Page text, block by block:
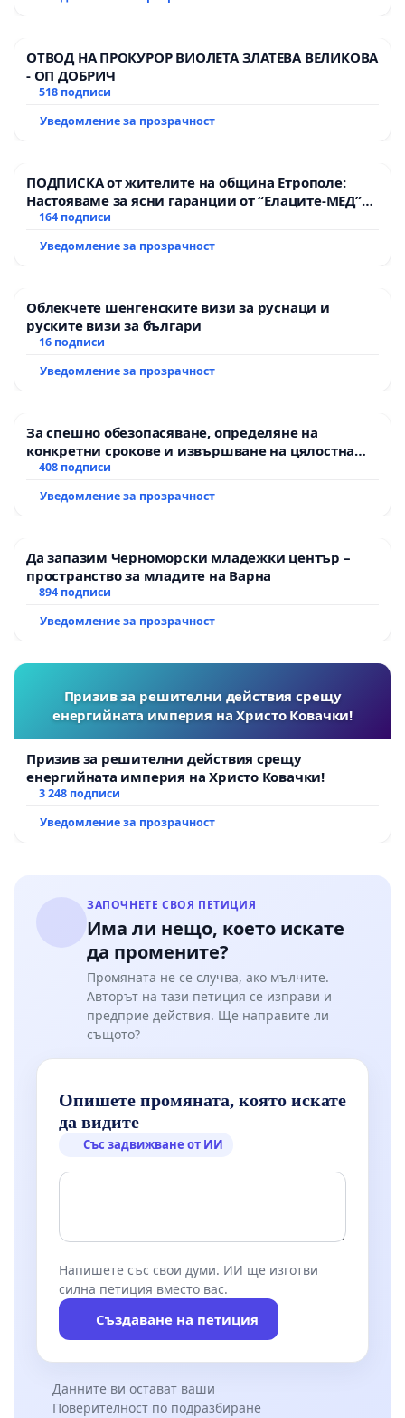
ОТВОД НА ПРОКУРОР ВИОЛЕТА ЗЛАТЕВА ВЕЛИКОВА
- ОП ДОБРИЧ
518 подписи
Уведомление за прозрачност
ПОДПИСКА от жителите на община Етрополе:
Настояваме за ясни гаранции от “Елаците-МЕД”
АД и от държавата, че ще се изпълнят всички
164 подписи
Уведомление за прозрачност
Облекчете шенгенските визи за руснаци и
руските визи за българи
16 подписи
Уведомление за прозрачност
За спешно обезопасяване, определяне на
конкретни срокове и извършване на цялостна
рехабилитация на републиканския път между
Мирово - к.к. Момин проход
408 подписи
Уведомление за прозрачност
Да запазим Черноморски младежки център –
пространство за младите на Варна
894 подписи
Уведомление за прозрачност
Призив за решителни действия срещу
енергийната империя на Христо Ковачки!
Призив за решителни действия срещу
енергийната империя на Христо Ковачки!
3 248 подписи
Уведомление за прозрачност
ЗАПОЧНЕТЕ СВОЯ ПЕТИЦИЯ
Има ли нещо, което искате
да промените?
Промяната не се случва, ако мълчите.
Авторът на тази петиция се изправи и
предприе действия. Ще направите ли
същото?
Опишете промяната, която искате
да видите
Със задвижване от ИИ
Напишете със свои думи. ИИ ще изготви
силна петиция вместо вас.
Създаване на петиция
Данните ви остават ваши
Поверителност по подразбиране